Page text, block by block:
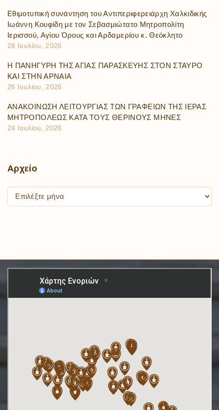
Εθιμοτυπική συνάντηση του Αντιπεριφερειάρχη Χαλκιδικής
Ιωάννη Κουφίδη με τον Σεβασμιώτατο Μητροπολίτη
Ιερισσού, Αγίου Όρους και Αρδαμερίου κ. Θεόκλητο
28 Ιουλίου, 2026
Η ΠΑΝΗΓΥΡΗ ΤΗΣ ΑΓΙΑΣ ΠΑΡΑΣΚΕΥΗΣ ΣΤΟΝ ΣΤΑΥΡΟ
ΚΑΙ ΣΤΗΝ ΑΡΝΑΙΑ
26 Ιουλίου, 2026
ΑΝΑΚΟΙΝΩΣΗ ΛΕΙΤΟΥΡΓΙΑΣ ΤΩΝ ΓΡΑΦΕΙΩΝ ΤΗΣ ΙΕΡΑΣ
ΜΗΤΡΟΠΟΛΕΩΣ ΚΑΤΑ ΤΟΥΣ ΘΕΡΙΝΟΥΣ ΜΗΝΕΣ
24 Ιουλίου, 2026
Αρχείο